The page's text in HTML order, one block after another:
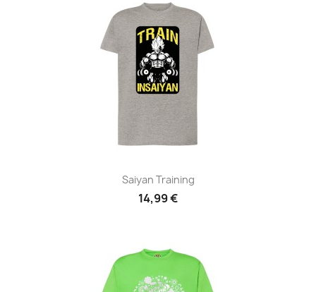
Saiyan Training
14,99 €